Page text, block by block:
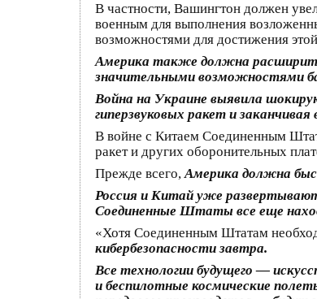
В частности, Вашингтон должен
военным для выполнения
возможностями для достижения
Америка также должна
значительными возможностями
Война на Украине выявила
гиперзвуковых ракет и
В войне с Китаем Соединенным
ракет и других оборонительных
Прежде всего,Америка должна
Россия и Китай уже
Соединенные Штаты все еще
«Хотя Соединенным Штатам
кибербезопасности завтра.
Все технологии будущего —
и беспилотные космические